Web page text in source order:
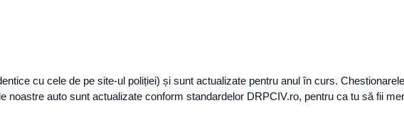
cu cele de pe site-ul poliției) și sunt actualizate pentru anul în curs.
noastre auto sunt actualizate conform standardelor DRPCIV.ro, pentru ca tu să fii